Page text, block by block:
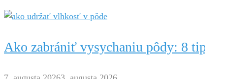
Ako zabrániť vysychaniu pôdy: 8 tipov